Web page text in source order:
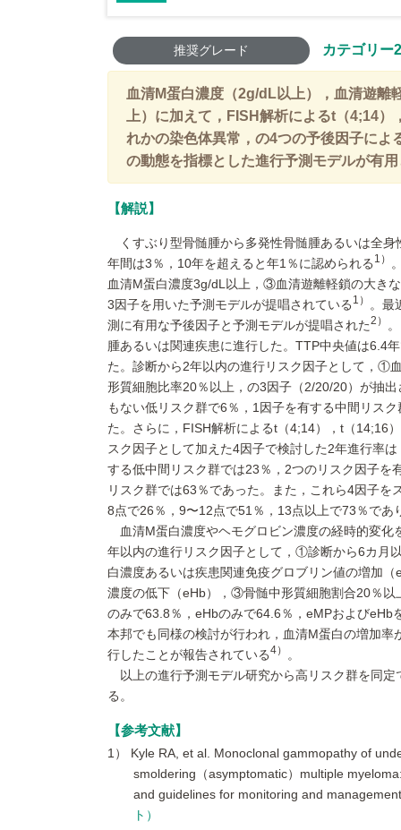
推奨グレード カテゴリー
血清M蛋白濃度（2g/dL以上），血清遊離
上）に加えて，FISH解析によるt（4;14
れかの染色体異常，の4つの予後因子によ
の動態を指標とした進行予測モデルが有
解説
くすぶり型骨髄腫から多発性骨髄腫あるいは全
年間は3％，10年を超えると年1％に認められる 1）
血清M蛋白濃度3g/dL以上，③血清遊離軽鎖の大き
3因子を用いた予測モデルが提唱されている 1）
。最
測に有用な予後因子と予測モデルが提唱された2）
腫あるいは関連疾患に進行した。TTP中央値は6.4
た。診断から2年以内の進行リスク因子として，
形質細胞比率20％以上，の3因子（2/20/20）が抽
もない低リスク群で6％，1因子を有する中間リス
た。さらに，FISH解析によるt（4;14），t（14;16
スク因子として加えた4因子で検討した2年進行率
する低中間リスク群では23％，2つのリスク因子
リスク群では63％であった。また，これら4因子
8点で26％，9〜12点で51％，13点以上で73％であ
血清M蛋白濃度やヘモグロビン濃度の経時的変化
年以内の進行リスク因子として，①診断から6カ月
白濃度あるいは疾患関連免疫グロブリン値の増加
濃度の低下（eHb），③骨髄中形質細胞割合20％
のみで63.8％，eHbのみで64.6％，eMPおよび
本邦でも同様の検討が行われ，血清M蛋白の増加
行したことが報告されている4）
。
以上の進行予測モデル研究から高リスク群を同
る。
参考文献
1） Kyle RA, et al. Monoclonal gammopathy of
smoldering（asymptomatic）multiple
and guidelines for monitoring and
ト）